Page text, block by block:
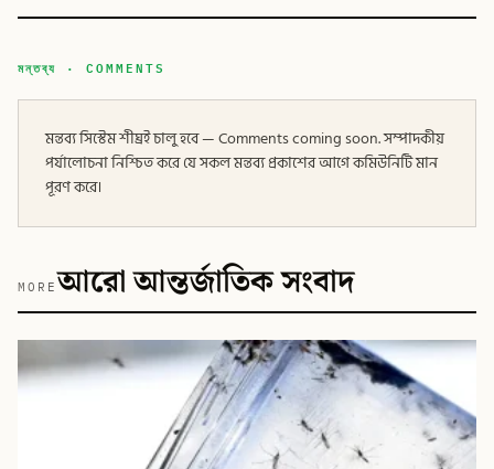
মন্তব্য · COMMENTS
মন্তব্য সিস্টেম শীঘ্রই চালু হবে — Comments coming soon. সম্পাদকীয়
পর্যালোচনা নিশ্চিত করে যে সকল মন্তব্য প্রকাশের আগে কমিউনিটি মান
পূরণ করে।
MOREআরো আন্তর্জাতিক সংবাদ